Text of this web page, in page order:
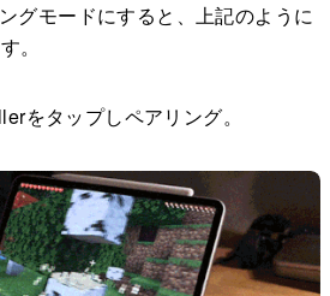
グモードにすると、上記のように
。
をタップしペアリング。